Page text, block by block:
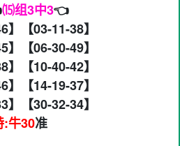
⒂组3中3👈
】【03-11-38】
】【06-30-49】
】【10-40-42】
】【14-19-37】
】【30-32-34】
:牛30准